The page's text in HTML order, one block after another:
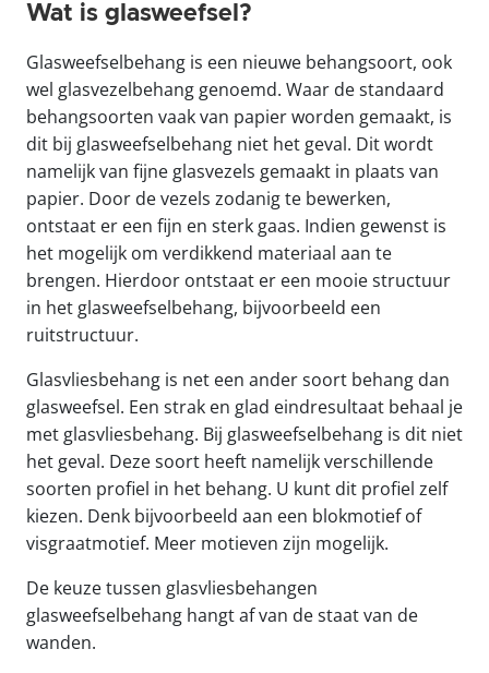
Wat is glasweefsel?
Glasweefselbehang is een nieuwe behangsoort, ook
wel glasvezelbehang genoemd. Waar de standaard
behangsoorten vaak van papier worden gemaakt, is
dit bij glasweefselbehang niet het geval. Dit wordt
namelijk van fijne glasvezels gemaakt in plaats van
papier. Door de vezels zodanig te bewerken,
ontstaat er een fijn en sterk gaas. Indien gewenst is
het mogelijk om verdikkend materiaal aan te
brengen. Hierdoor ontstaat er een mooie structuur
in het glasweefselbehang, bijvoorbeeld een
ruitstructuur.
Glasvliesbehang is net een ander soort behang dan
glasweefsel. Een strak en glad eindresultaat behaal je
met glasvliesbehang. Bij glasweefselbehang is dit niet
het geval. Deze soort heeft namelijk verschillende
soorten profiel in het behang. U kunt dit profiel zelf
kiezen. Denk bijvoorbeeld aan een blokmotief of
visgraatmotief. Meer motieven zijn mogelijk.
De keuze tussen glasvliesbehangen
glasweefselbehang hangt af van de staat van de
wanden.